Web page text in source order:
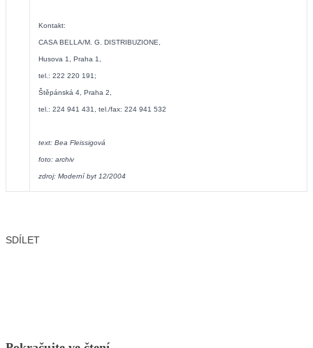
Kontakt:
CASA BELLA/M. G. DISTRIBUZIONE,
Husova 1, Praha 1,
tel.: 222 220 191;
Štěpánská 4, Praha 2,
tel.: 224 941 431, tel./fax: 224 941 532
text: Bea Fleissigová
foto: archiv
zdroj: Moderní byt 12/2004
SDÍLET